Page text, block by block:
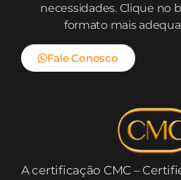
necessidades. Clique no
formato mais
Fale Conosco
A certificação CMC –